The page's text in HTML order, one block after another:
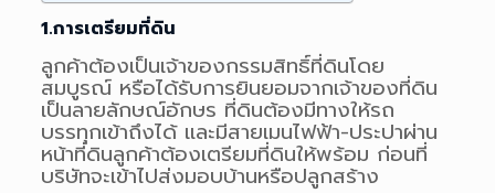
1.การเตรียมที่ดิน
ลูกค้าต้องเป็นเจ้าของกรรมสิทธิ์ที่ดินโดย
สมบูรณ์ หรือได้รับการยินยอมจากเจ้าของที่ดิน
เป็นลายลักษณ์อักษร ที่ดินต้องมีทางให้รถ
บรรทุกเข้าถึงได้ และมีสายเมนไฟฟ้า-ประปาผ่าน
หน้าที่ดินลูกค้าต้องเตรียมที่ดินให้พร้อม ก่อนที่
บริษัทจะเข้าไปส่งมอบบ้านหรือปลูกสร้าง